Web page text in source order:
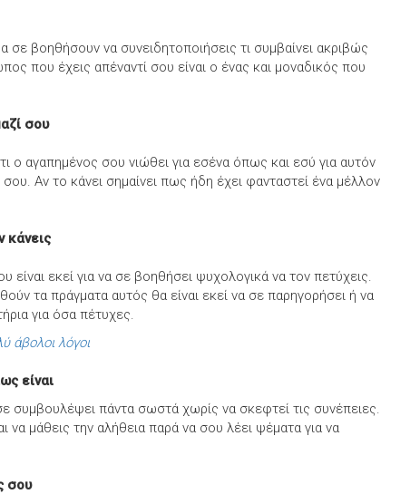
βοηθήσουν να συνειδητοποιήσεις τι συμβαίνει ακριβώς
που έχεις απέναντί σου είναι ο ένας και μοναδικός που
σου
ο αγαπημένος σου νιώθει για εσένα όπως και εσύ για αυτόν
σου. Αν το κάνει σημαίνει πως ήδη έχει φανταστεί ένα μέλλον
κάνεις
εκεί για να σε βοηθήσει ψυχολογικά να τον πετύχεις.
τα πράγματα αυτός θα είναι εκεί να σε παρηγορήσει ή να
για όσα πέτυχες.
άβολοι λόγοι
είναι
συμβουλέψει πάντα σωστά χωρίς να σκεφτεί τις συνέπειες.
να μάθεις την αλήθεια παρά να σου λέει ψέματα για να
σου